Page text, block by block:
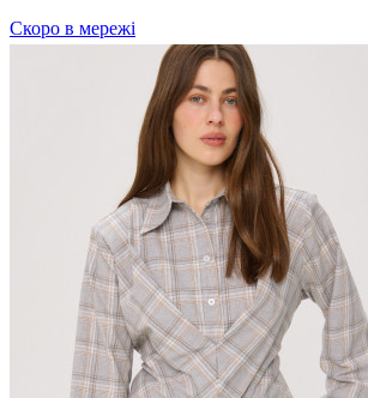
Скоро в мережі